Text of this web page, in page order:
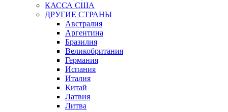
КАССА США
ДРУГИЕ СТРАНЫ
Австралия
Аргентина
Бразилия
Великобритания
Германия
Испания
Италия
Китай
Латвия
Литва